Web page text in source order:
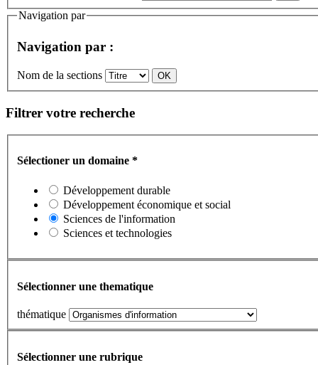
Navigation par
Navigation par :
Nom de la sections
Filtrer votre recherche
Sélectioner un domaine *
Développement durable
Développement économique et social
Sciences de l'information
Sciences et technologies
Sélectionner une thematique
thématique
Sélectionner une rubrique